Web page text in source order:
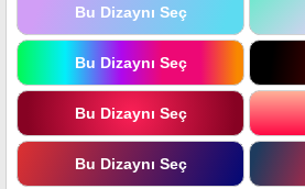
Bu Dizaynı Seç
Bu Dizaynı Seç
Bu Dizaynı Seç
Bu Dizaynı Seç